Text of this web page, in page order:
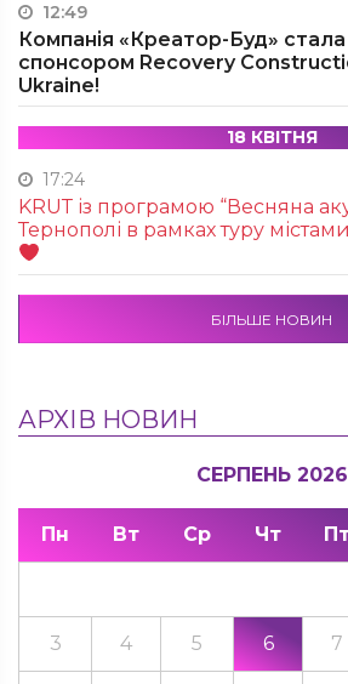
12:49
Компанія «Креатор-Буд»
спонсором Recovery
Ukraine!
18 КВІТНЯ
17:24
KRUТ із програмою “Весняна
Тернополі в рамках туру
БІЛЬШЕ НОВИН
АРХІВ НОВИН
СЕРПЕНЬ 2026
Пн Вт Ср Чт
3 4 5 6 7